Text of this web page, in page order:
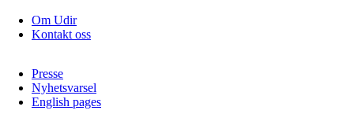
Om Udir
Kontakt oss
Presse
Nyhetsvarsel
English pages